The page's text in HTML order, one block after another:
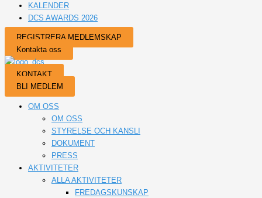
KALENDER
DCS AWARDS 2026
REGISTRERA MEDLEMSKAP
Kontakta oss
KONTAKT
BLI MEDLEM
OM OSS
OM OSS
STYRELSE OCH KANSLI
DOKUMENT
PRESS
AKTIVITETER
ALLA AKTIVITETER
FREDAGSKUNSKAP